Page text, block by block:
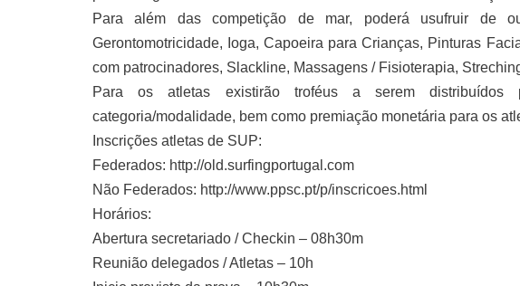
Para além das competição de mar, poderá usufruir de
Gerontomotricidade, Ioga, Capoeira para Crianças, Pinturas
com patrocinadores, Slackline, Massagens / Fisioterapia,
Para os atletas existirão troféus a serem distribuídos
categoria/modalidade, bem como premiação monetária para os
Inscrições atletas de SUP:
Federados: http://old.surfingportugal.com
Não Federados: http://www.ppsc.pt/p/inscricoes.html
Horários:
Abertura secretariado / Checkin – 08h30m
Reunião delegados / Atletas – 10h